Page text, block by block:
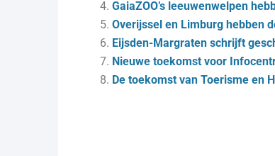
GaiaZOO’s leeuwenwelpen
Overijssel en Limburg hebben
Eijsden-Margraten schrijft
Nieuwe toekomst voor
De toekomst van Toerisme en